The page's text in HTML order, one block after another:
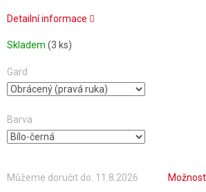
Detailní informace
Skladem (3 ks)
Gard
Barva
Můžeme doručit do: 11.8.2026